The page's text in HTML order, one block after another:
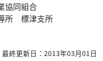
協同組合
所 標津支所
最終更新日：2013年03月01日